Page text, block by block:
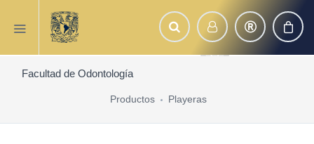
Facultad de Odontología
Productos Playeras